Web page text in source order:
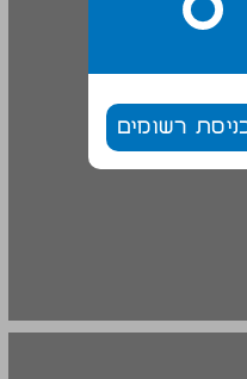
רשומים